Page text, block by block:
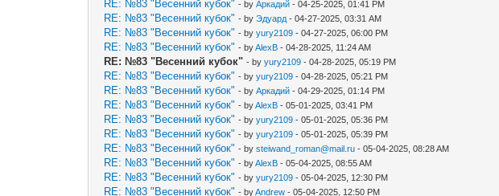
RE: №83 "Весенний кубок" - byАркадий - 04-25-2025, 01:41 PM
RE: №83 "Весенний кубок" - byЭдуард - 04-27-2025, 03:31 AM
RE: №83 "Весенний кубок" - byyury2109 - 04-27-2025, 06:00 PM
RE: №83 "Весенний кубок" - byAlexB - 04-28-2025, 11:24 AM
RE: №83 "Весенний кубок" - byyury2109 - 04-28-2025, 05:19 PM
RE: №83 "Весенний кубок" - byyury2109 - 04-28-2025, 05:21 PM
RE: №83 "Весенний кубок" - byАркадий - 04-29-2025, 01:14 PM
RE: №83 "Весенний кубок" - byAlexB - 05-01-2025, 03:41 PM
RE: №83 "Весенний кубок" - byyury2109 - 05-01-2025, 05:36 PM
RE: №83 "Весенний кубок" - byyury2109 - 05-01-2025, 05:39 PM
RE: №83 "Весенний кубок" - bysteiwand_roman@mail.ru - 05-04-2025, 08:28 AM
RE: №83 "Весенний кубок" - byAlexB - 05-04-2025, 08:55 AM
RE: №83 "Весенний кубок" - byyury2109 - 05-04-2025, 12:30 PM
RE: №83 "Весенний кубок" - byAndrew - 05-04-2025, 12:50 PM